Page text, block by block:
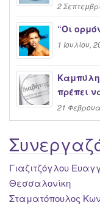
2
“Oι
1 Ιουλίου,
Καμπύλη
πρέπει
21
Γιαζιτζόγλου
Θεσσαλονίκη
Σταματόπουλος